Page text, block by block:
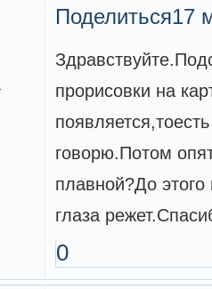
Поделиться17
прорисовки на
говорю.Потом
плавной?До
глаза
0